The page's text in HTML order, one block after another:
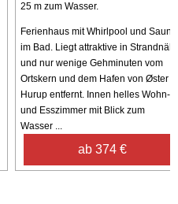
25 m zum Wasser.
Ferienhaus mit Whirlpool und Sauna
im Bad. Liegt attraktive in
und nur wenige Gehminuten vom
Ortskern und dem Hafen von Øster
Hurup entfernt. Innen helles Wohn-
und Esszimmer mit Blick zum
Wasser ...
ab 374 €